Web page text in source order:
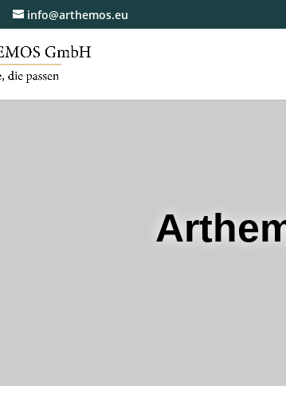
info@arthemos.eu